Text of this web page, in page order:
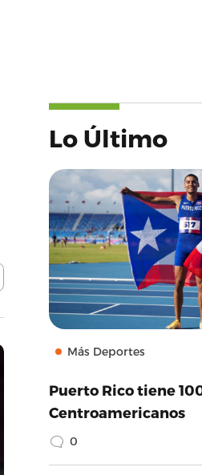
Lo Último
Más Deportes
Puerto Rico tiene
Centroamericanos
0